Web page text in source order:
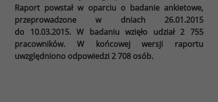
Raport powstał w oparciu o badanie ankietowe,
przeprowadzone w dniach 26.01.2015
do 10.03.2015. W badaniu wzięło udział 2 755
pracowników. W końcowej wersji raportu
uwzględniono odpowiedzi 2 708 osób.